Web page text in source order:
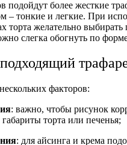
подойдут более жесткие
– тонкие и легкие. При
торта желательно выбирать
слегка обогнуть по
факторов:
: важно, чтобы рисунок
торта или печенья;
: для айсинга и крема